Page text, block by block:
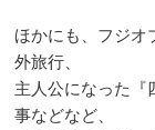
ほかにも、フジオ
外旅行、
主人公になった『
事などなど、